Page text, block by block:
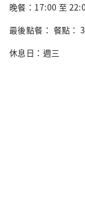
晚餐：17:00 至
最後點餐： 餐點：
休息日：週三